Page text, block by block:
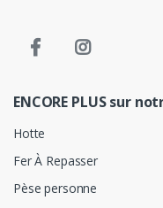
ENCORE PLUS sur
Hotte
Fer À Repasser
Pèse personne